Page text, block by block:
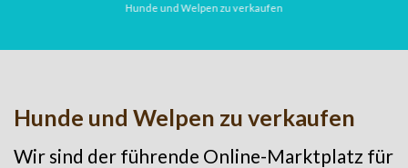
Hunde und Welpen zu verkaufen
Hunde und Welpen zu verkaufen
Wir sind der führende Online-Marktplatz für